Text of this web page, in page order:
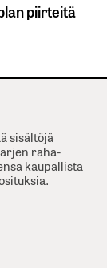
piirteitä
sisältöjä
raha-
kaupallista